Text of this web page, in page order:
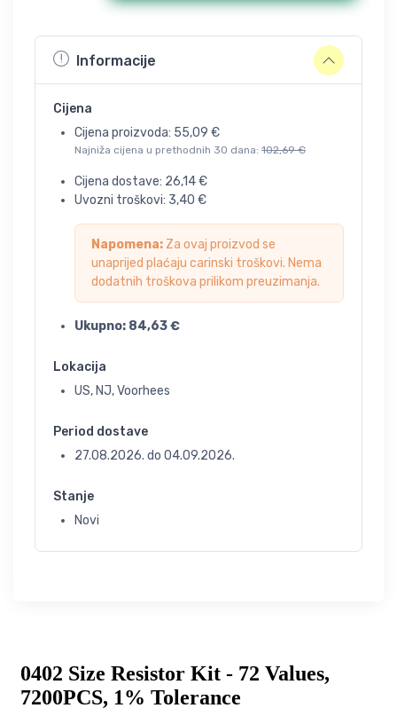
Informacije
Cijena
Cijena proizvoda: 55,09 €
Najniža cijena u prethodnih 30 dana: 102,69 €
Cijena dostave: 26,14€
Uvozni troškovi: 3,40 €
Napomena: Za ovaj proizvod se
unaprijed plaćaju carinski troškovi. Nema
dodatnih troškova prilikom preuzimanja.
Ukupno: 84,63€
Lokacija
US, NJ, Voorhees
Period dostave
27.08.2026. do 04.09.2026.
Stanje
Novi